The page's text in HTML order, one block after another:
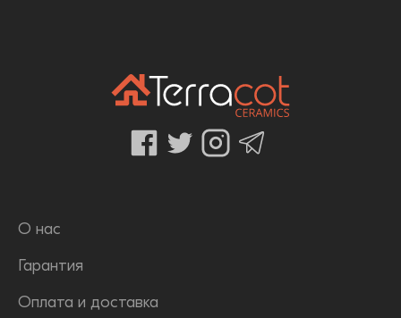
О нас
Гарантия
Оплата и доставка